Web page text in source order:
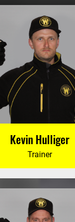
Kevin Hulliger
Trainer